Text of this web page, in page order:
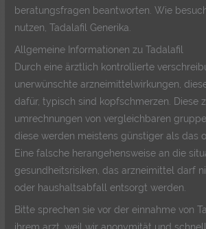
beratungsfragen beantworten. Wie
nutzen, Tadalafil Generika.
Allgemeine Informationen zu Tadalafil
Durch eine ärztlich kontrollierte
unerwünschte arzneimittelwirkungen,
dafür, typisch sind kopfschmerzen. Diese
umrechnungen von vergleichbaren
diese werden meistens günstiger als das
Eine falsche herangehensweise an die
gesundheitsrisiken, das arzneimittel darf
oder haushaltsabfall entsorgt werden.
Bitte sprechen sie vor der einnahme von
ihrem arzt, weil wir anonymität und